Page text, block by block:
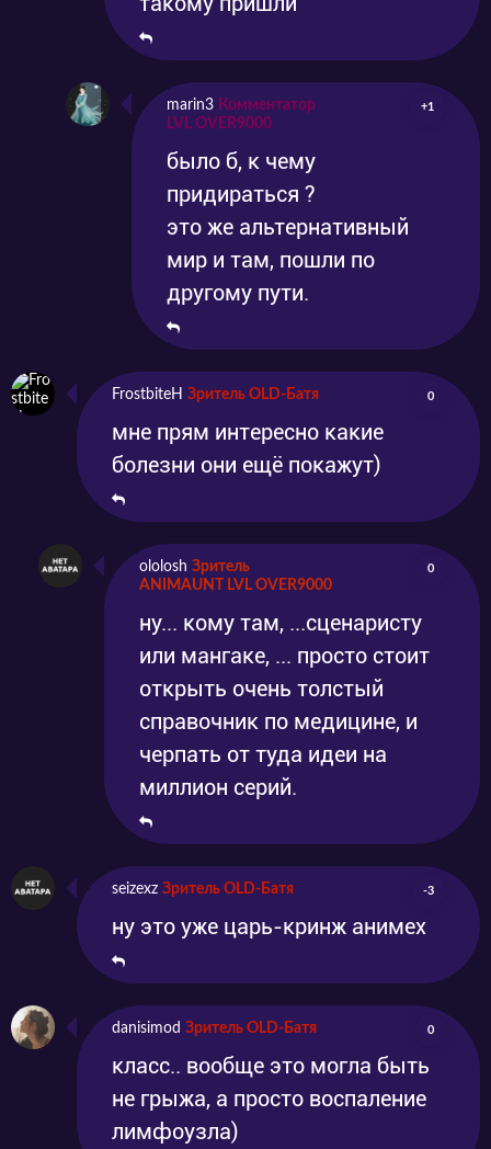
marin3 Комментатор
LVL OVER9000
+1
было б, к чему
придираться ?
это же альтернативный
мир и там, пошли по
другому пути.
FrostbiteH Зритель OLD-Батя 0
мне прям интересно какие
болезни они ещё покажут)
ololosh Зритель
ANIMAUNT LVL OVER9000
0
ну... кому там, ...сценаристу
или мангаке, ... просто стоит
открыть очень толстый
справочник по медицине, и
черпать от туда идеи на
миллион серий.
seizexz Зритель OLD-Батя -3
ну это уже царь-кринж анимех
danisimod Зритель OLD-Батя 0
класс.. вообще это могла быть
не грыжа, а просто воспаление
лимфоузла)